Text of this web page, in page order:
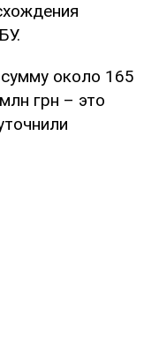
около 165
грн – это